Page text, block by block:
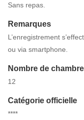
Sans repas.
Remarques
L’enregistrement
ou via smartphone.
Nombre de
12
Catégorie officielle
****